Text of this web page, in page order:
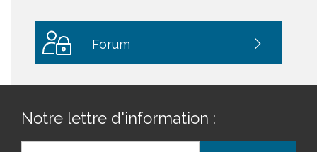
Forum
Notre lettre d'information :